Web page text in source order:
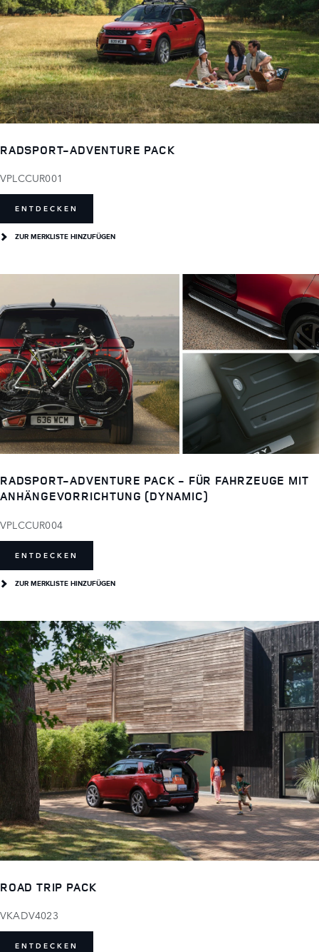
RADSPORT-ADVENTURE PACK
VPLCCUR001
ENTDECKEN
ZUR MERKLISTE HINZUFÜGEN
RADSPORT-ADVENTURE PACK - FÜR FAHRZEUGE MIT
ANHÄNGEVORRICHTUNG (DYNAMIC)
VPLCCUR004
ENTDECKEN
ZUR MERKLISTE HINZUFÜGEN
ROAD TRIP PACK
VKADV4023
ENTDECKEN